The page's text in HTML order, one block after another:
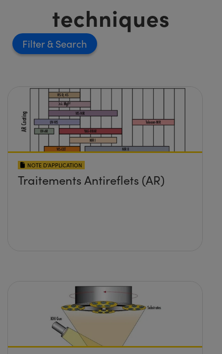
techniques
Filter
NOTE D’APPLICATION
Traitements Antireflets (AR)